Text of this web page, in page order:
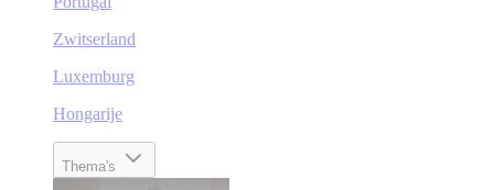
Zwitserland
Luxemburg
Hongarije
Thema's